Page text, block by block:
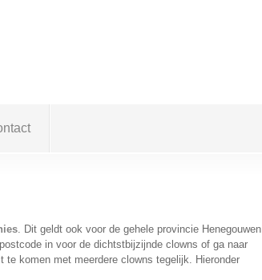
. Dit geldt ook voor de gehele provincie Henegouwen
in voor de dichtstbijzijnde clowns of ga naar
te komen met meerdere clowns tegelijk. Hieronder